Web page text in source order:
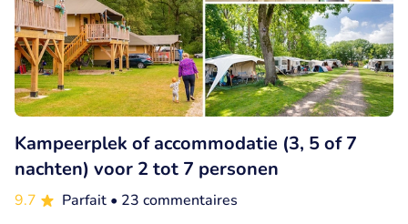
Kampeerplek of accommodatie (3, 5 of 7
nachten) voor 2 tot 7 personen
9.7 Parfait • 23 commentaires